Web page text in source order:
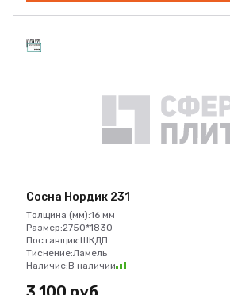
Сосна Нордик 231
Толщина (мм):16 мм
Размер:2750*1830
Поставщик:ШКДП
Тиснение:Ламель
Наличие:В наличии